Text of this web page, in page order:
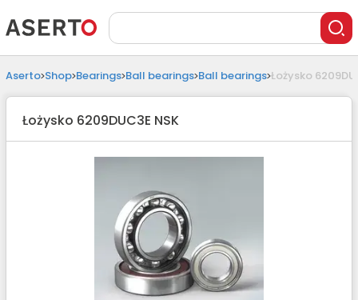
Aserto Shop Bearings Ball bearings Ball bearings Łożysko
Łożysko 6209DUC3E NSK